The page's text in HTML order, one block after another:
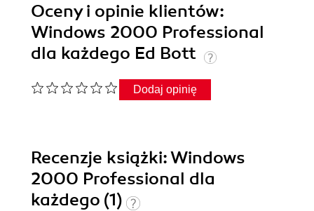
Oceny i opinie klientów:
Windows 2000 Professional
dla każdego Ed Bott
Dodaj opinię
Recenzje książki: Windows
2000 Professional dla
każdego (1)